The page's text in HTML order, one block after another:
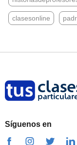
clasesonline
Síguenos en